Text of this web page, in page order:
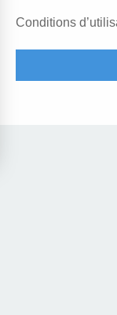
Conditions